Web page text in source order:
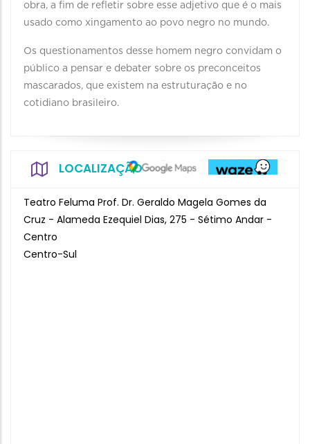
obra, a fim de refletir sobre esse adjetivo que é o mais
usado como xingamento ao povo negro no mundo.
Os questionamentos desse homem negro convidam o
público a pensar e debater sobre os preconceitos
mascarados, que existem na estruturação e no
cotidiano brasileiro.
LOCALIZAÇÃO
Teatro Feluma Prof. Dr. Geraldo Magela Gomes da
Cruz - Alameda Ezequiel Dias, 275 - Sétimo Andar -
Centro
Centro-Sul